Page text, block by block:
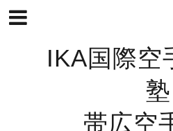
IKA国際空
塾
帯広空